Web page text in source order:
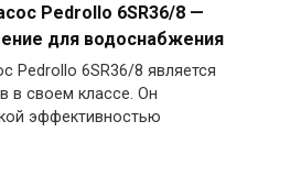
Pedrollo 6SR36/8 —
для водоснабжения
Pedrollo 6SR36/8 является
в своем классе. Он
эффективностью